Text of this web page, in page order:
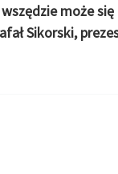
może
Sikorski,